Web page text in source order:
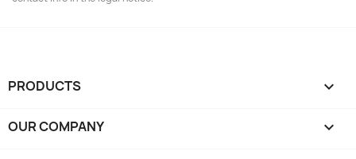
PRODUCTS 
OUR COMPANY 